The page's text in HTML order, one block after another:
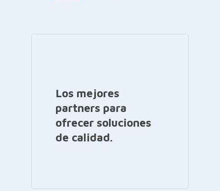
Los mejores
partners para
ofrecer soluciones
de calidad.